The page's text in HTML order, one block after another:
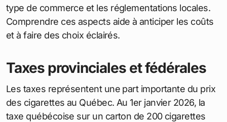
type de commerce et les réglementations locales.
Comprendre ces aspects aide à anticiper les coûts
et à faire des choix éclairés.
Taxes provinciales et fédérales
Les taxes représentent une part importante du prix
des cigarettes au Québec. Au 1er janvier 2026, la
taxe québécoise sur un carton de 200 cigarettes